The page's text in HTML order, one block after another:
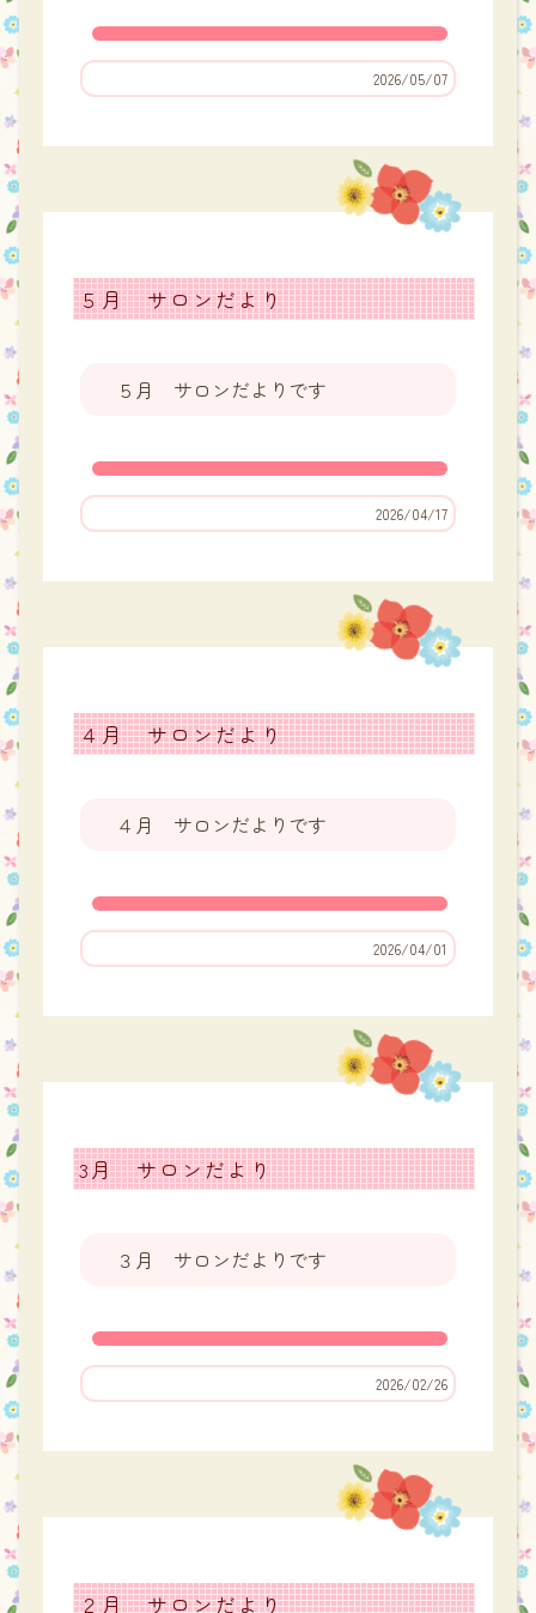
2026/05/07
５月 サロンだより
５月 サロンだよりです
2026/04/17
４月 サロンだより
４月 サロンだよりです
2026/04/01
3月 サロンだより
３月 サロンだよりです
2026/02/26
２月 サロンだより